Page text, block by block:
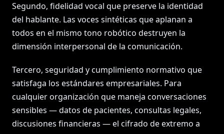
Segundo, fidelidad vocal que preserve la identidad
del hablante. Las voces sintéticas que aplanan a
todos en el mismo tono robótico destruyen la
dimensión interpersonal de la comunicación.
Tercero, seguridad y cumplimiento normativo que
satisfaga los estándares empresariales. Para
cualquier organización que maneja conversaciones
sensibles — datos de pacientes, consultas legales,
discusiones financieras — el cifrado de extremo a